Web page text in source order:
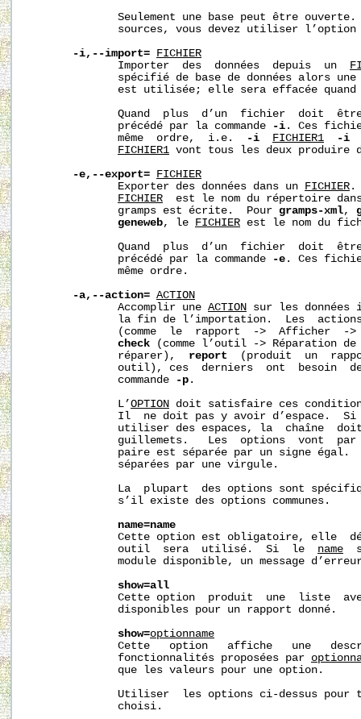
Seulement une base peut être
sources, vous devez utiliser l’option
-i,--import=
FICHIER
              Importer  des  données  depuis  un
spécifié de base de données alors
est utilisée; elle sera effacée
Quand  plus  d’un  fichier  doit
              précédé par la commande
-i . Ces
              même  ordre,  i.e.
-i FICHIER1
-i
FICHIER1 vont tous les deux produire
-e,--export=
FICHIER
              Exporter des données dans un
FICHIER .
FICHIER
est le nom du répertoire
              gramps est écrite.  Pour
gramps-xml,
geneweb, le FICHIER est le nom du
Quand  plus  d’un  fichier  doit
              précédé par la commande
-e . Ces
              même ordre.
-a,--action= ACTION
              Accomplir une
ACTION sur les données
la fin de l’importation.  Les
(comme  le  rapport  ->  Afficher  -
check (comme l’outil -> Réparation
              réparer),
report
(produit  un
outil), ces  derniers  ont  besoin
              commande
-p .
              L’
OPTION doit satisfaire ces
Il  ne doit pas y avoir d’espace.
utiliser des espaces, la  chaîne
guillemets.   Les  options  vont
paire est séparée par un signe égal.
              séparées par une virgule.
La  plupart  des options sont
              s’il existe des options communes.
name=name
Cette option est obligatoire, elle
              outil  sera  utilisé.  Si  le
name
module disponible, un message
show=all
Cette option  produit  une  liste
              disponibles pour un rapport donné.
show=optionname
Cette   option   affiche   une
              fonctionnalités proposées par
              que les valeurs pour une option.
Utiliser  les options ci-dessus pour
              choisi.